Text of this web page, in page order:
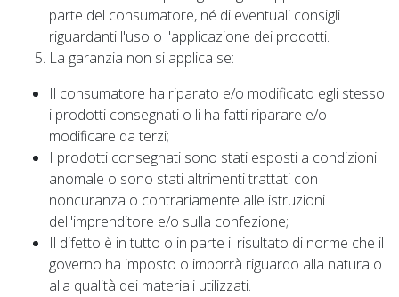
parte del consumatore, né di eventuali consigli
riguardanti l'uso o l'applicazione dei prodotti.
La garanzia non si applica se:
Il consumatore ha riparato e/o modificato egli stesso
i prodotti consegnati o li ha fatti riparare e/o
modificare da terzi;
I prodotti consegnati sono stati esposti a condizioni
anomale o sono stati altrimenti trattati con
noncuranza o contrariamente alle istruzioni
dell'imprenditore e/o sulla confezione;
Il difetto è in tutto o in parte il risultato di norme che il
governo ha imposto o imporrà riguardo alla natura o
alla qualità dei materiali utilizzati.